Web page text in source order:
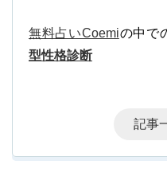
無料占いCoemiの中で
型性格診断
記事